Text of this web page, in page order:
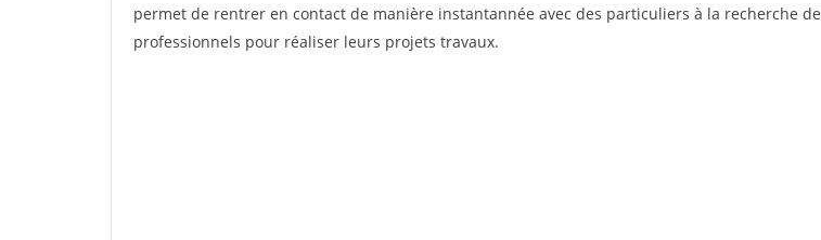
permet de rentrer en contact de manière instantannée avec des particuliers à la recherche de
professionnels pour réaliser leurs projets travaux.